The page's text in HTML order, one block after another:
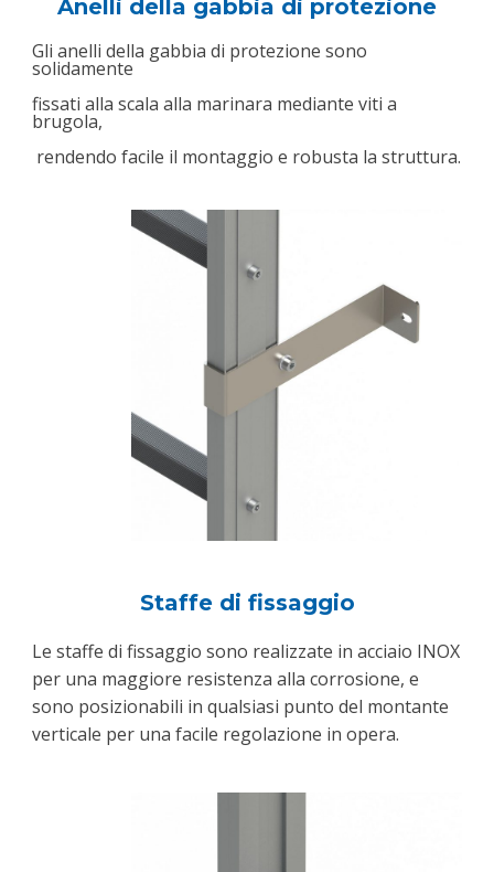
Anelli della gabbia di protezione
Gli anelli della gabbia di protezione sono
solidamente
fissati alla scala alla marinara mediante viti a
brugola,
rendendo facile il montaggio e robusta la struttura.
Staffe di fissaggio
Le staffe di fissaggio sono realizzate in acciaio INOX
per una maggiore resistenza alla corrosione, e
sono posizionabili in qualsiasi punto del montante
verticale per una facile regolazione in opera.